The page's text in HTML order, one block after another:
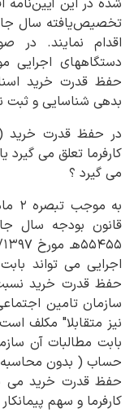
شده در این آیین‌نامه
تخصیص‌یافته سال
اقدام نمایند. در
دستگاههای اجرایی
حفظ قدرت خرید
بدهی شناسایی و ثبت
در حفظ قدرت خرید
کارفرما تعلق می گیرد
می گیرد ؟
اجرایی می تواند
حفظ قدرت خرید نسبت
سازمان تامین
نیز متقابلا" مکلف
بابت مطالبات آن
حساب ( بدون محاسبه
حفظ قدرت خرید می
کارفرما و سهم